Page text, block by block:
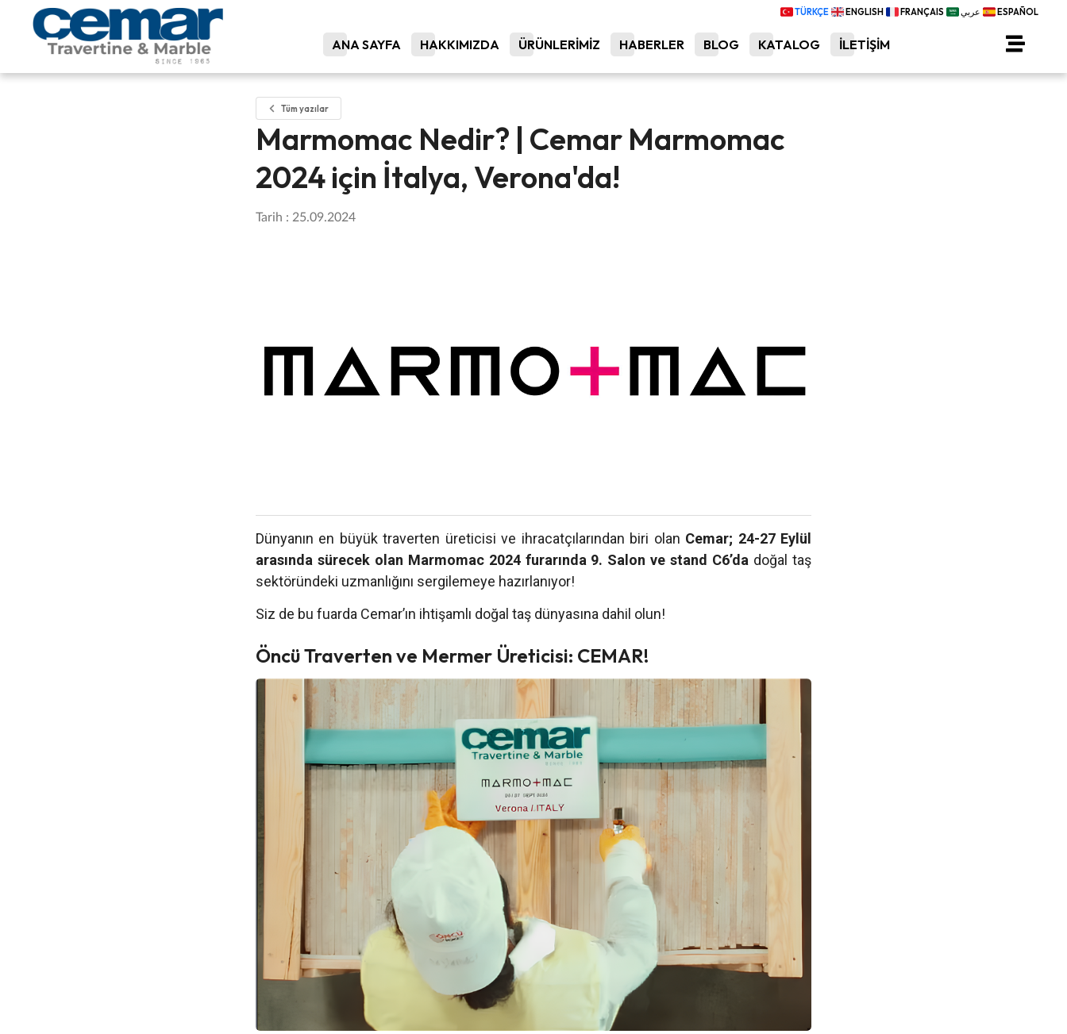
ANA SAYFA HAKKIMIZDA ÜRÜNLERİMİZ HABERLER BLOG KATALOG İLETİŞİM
TÜRKÇE ENGLISH FRANÇAIS عربي ESPAÑOL
Tüm yazılar
Marmomac Nedir? | Cemar Marmomac
2024 için İtalya, Verona'da!
Tarih : 25.09.2024
Dünyanın en büyük traverten üreticisi ve ihracatçılarından biri olan Cemar; 24-27 Eylül
arasında sürecek olan Marmomac 2024 furarında 9. Salon ve stand C6’da doğal taş
sektöründeki uzmanlığını sergilemeye hazırlanıyor!
Siz de bu fuarda Cemar’ın ihtişamlı doğal taş dünyasına dahil olun!
Öncü Traverten ve Mermer Üreticisi: CEMAR!